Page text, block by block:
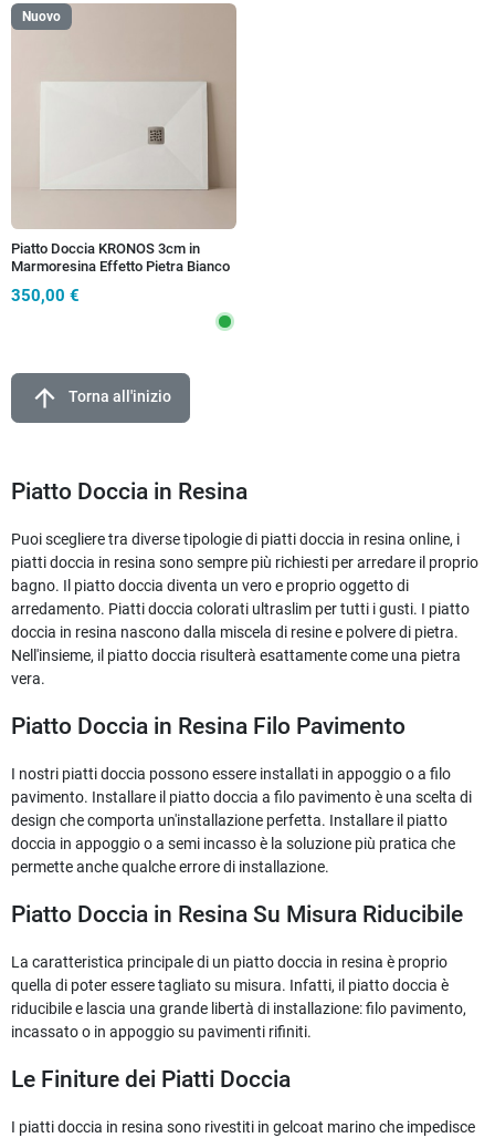
Nuovo
Piatto Doccia KRONOS 3cm in
Marmoresina Effetto Pietra Bianco
350,00 €
arrow_upward Torna all'inizio
Piatto Doccia in Resina
Puoi scegliere tra diverse tipologie di piatti doccia in resina online, i
piatti doccia in resina sono sempre più richiesti per arredare il proprio
bagno. Il piatto doccia diventa un vero e proprio oggetto di
arredamento. Piatti doccia colorati ultraslim per tutti i gusti. I piatto
doccia in resina nascono dalla miscela di resine e polvere di pietra.
Nell'insieme, il piatto doccia risulterà esattamente come una pietra
vera.
Piatto Doccia in Resina Filo Pavimento
I nostri piatti doccia possono essere installati in appoggio o a filo
pavimento. Installare il piatto doccia a filo pavimento è una scelta di
design che comporta un'installazione perfetta. Installare il piatto
doccia in appoggio o a semi incasso è la soluzione più pratica che
permette anche qualche errore di installazione.
Piatto Doccia in Resina Su Misura Riducibile
La caratteristica principale di un piatto doccia in resina è proprio
quella di poter essere tagliato su misura. Infatti, il piatto doccia è
riducibile e lascia una grande libertà di installazione: filo pavimento,
incassato o in appoggio su pavimenti rifiniti.
Le Finiture dei Piatti Doccia
I piatti doccia in resina sono rivestiti in gelcoat marino che impedisce